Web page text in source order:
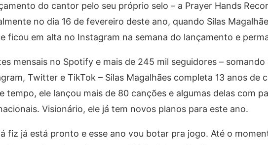
do cantor pelo seu próprio selo – a Prayer Hands
no dia 16 de fevereiro deste ano, quando Silas
ficou em alta no Instagram na semana do lançamento e
mensais no Spotify e mais de 245 mil seguidores –
Twitter e TikTok – Silas Magalhães completa 13 anos de
tempo, ele lançou mais de 80 canções e algumas delas com
Visionário, ele já tem novos planos para este ano.
fiz já está pronto e esse ano vou botar pra jogo. Até o